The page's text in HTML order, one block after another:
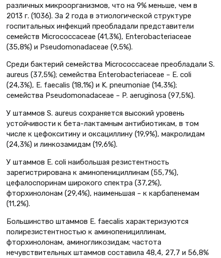
различных микроорганизмов, что на 9% меньше, чем в
2013 г. (1036). За 2 года в этиологической структуре
госпитальных инфекций преобладали представители
семейств Micrococcaceae (41,3%), Enterobacteriaceae
(35,8%) и Рseudomonadaceae (9,5%).
Среди бактерий семейства Micrococcaceae преобладали S.
aureus (37,5%); семейства Enterobacteriaceae – E. сoli
(24,3%), E. faecalis (18,1%) и K. pneumoniae (14,3%);
семейства Рseudomonadaceae – P. aeruginosa (97,5%).
У штаммов S. aureus сохраняется высокий уровень
устойчивости к бета-лактамным антибиотикам, в том
числе к цефокситину и оксациллину (19,9%), макролидам
(24,3%) и линкозамидам (19,6%).
У штаммов E. coli наибольшая резистентность
зарегистрирована к аминопенициллинам (55,7%),
цефалоспоринам широкого спектра (37,2%),
фторхинолонам (29,4%), наименьшая – к карбапенемам
(11,2%).
Большинство штаммов E. faecalis характеризуются
полирезистентностью к аминопенициллинам,
фторхинолонам, аминогликозидам; частота
нечувствительных штаммов составила 48,4, 27,7 и 56,8%